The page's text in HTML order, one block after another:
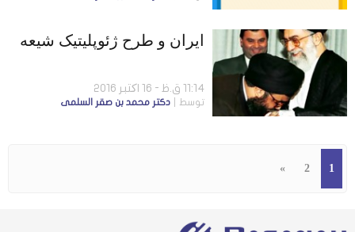
ایران و طرح ژئوپلیتیک شیعه
11:14 ق.ظ - 16 اکتبر 2016
توسط دكتر محمد بن صقر السلمى
1
2
»